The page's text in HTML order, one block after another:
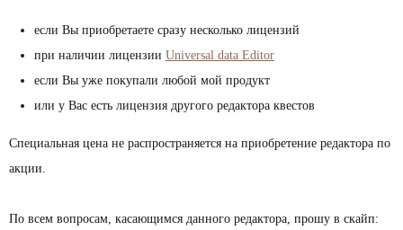
если Вы приобретаете сразу несколько лицензий
при наличии лицензии Universal data Editor
если Вы уже покупали любой мой продукт
или у Вас есть лицензия другого редактора квестов
Специальная цена не распространяется на приобретение редактора по
акции.
По всем вопросам, касающимся данного редактора, прошу в скайп: